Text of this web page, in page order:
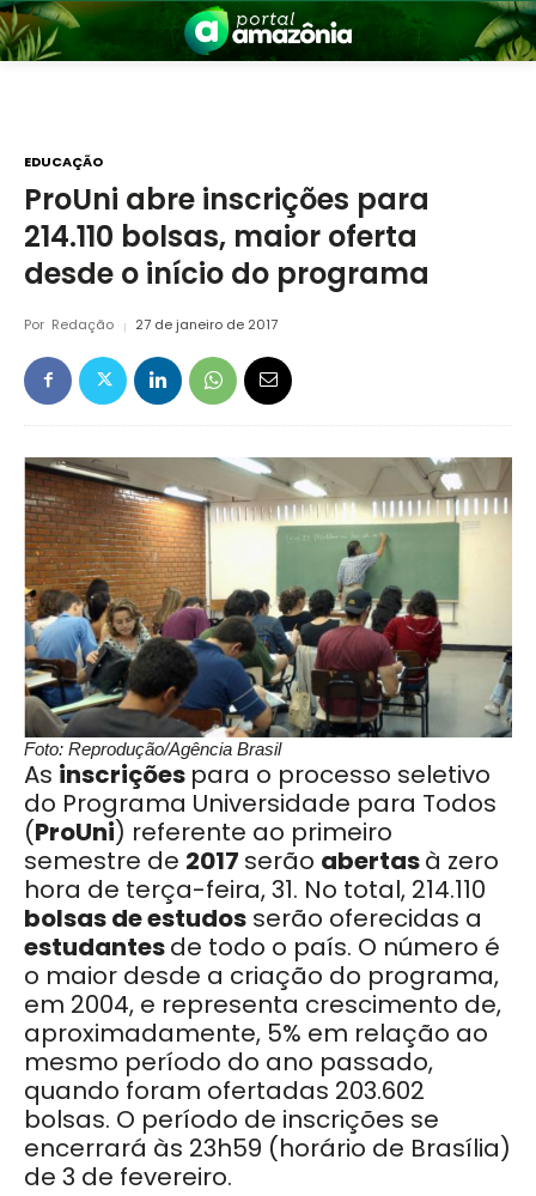
Amazônia
EDUCAÇÃO
ProUni abre inscrições para
214.110 bolsas, maior oferta
desde o início do programa
Por Redação 27 de janeiro de 2017
Foto: Reprodução/Agência Brasil
As inscrições para o processo seletivo
do Programa Universidade para Todos
(ProUni) referente ao primeiro
semestre de 2017 serão abertasà zero
hora de terça-feira, 31. No total, 214.110
bolsas de estudos serão oferecidas a
estudantesde todo o país. O número é
o maior desde a criação do programa,
em 2004, e representa crescimento de,
aproximadamente, 5% em relação ao
mesmo período do ano passado,
quando foram ofertadas 203.602
bolsas. O período de inscrições se
encerrará às 23h59 (horário de Brasília)
de 3 de fevereiro.